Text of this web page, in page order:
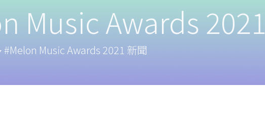
Music Awards 2021
#Melon Music Awards 2021 新聞